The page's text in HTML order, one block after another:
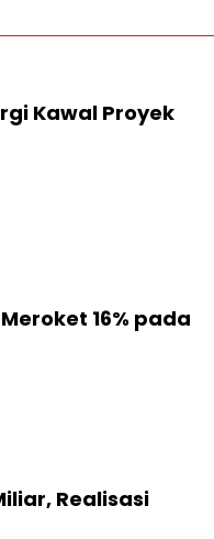
Kawal Proyek
16% pada
Realisasi